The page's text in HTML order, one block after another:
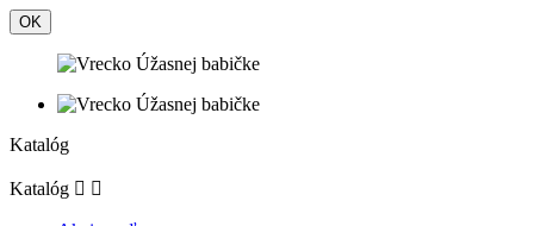
OK
Katalóg
Katalóg  